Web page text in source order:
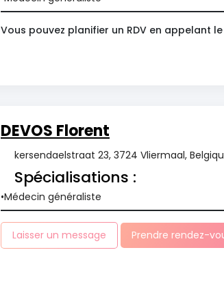
Vous pouvez planifier un RDV en appelant
DEVOS Florent
kersendaelstraat 23, 3724 Vliermaal,
Spécialisations :
Médecin généraliste
Laisser un message Prendre rendez-